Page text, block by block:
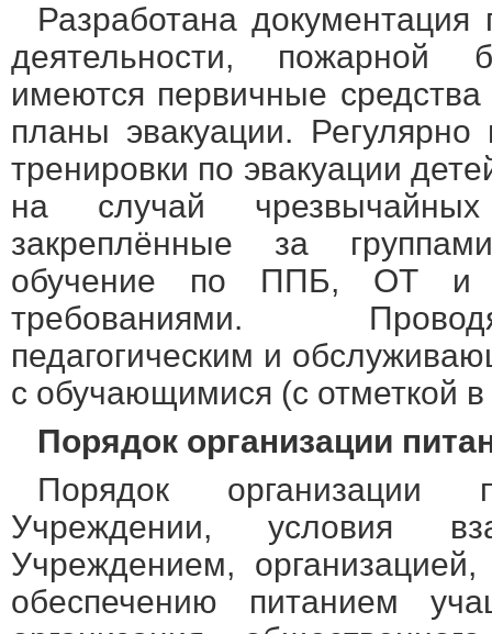
Разработана документация
деятельности, пожарной
имеются первичные
планы эвакуации. Регулярно
тренировки по эвакуации
на случай
закреплённые за
обучение по ППБ, ОТ и
требованиями.
педагогическим и
с обучающимися (с отметкой
Порядок организации
Порядок
Учреждении, условия
Учреждением,
обеспечению питанием